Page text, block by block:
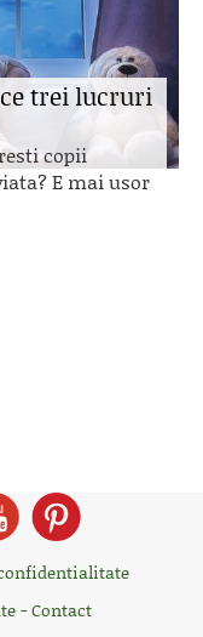
trei lucruri
copii
E mai usor
- Contact